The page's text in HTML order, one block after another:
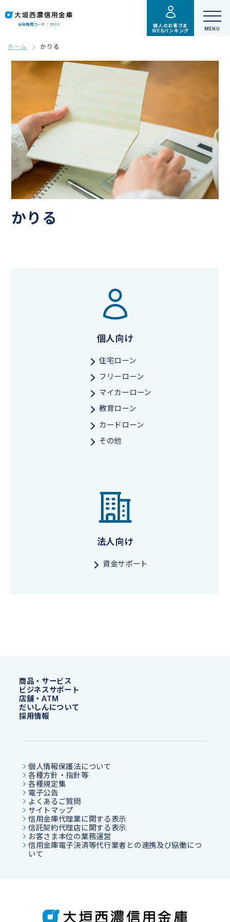
金融機関コード：1531
個人のお客さま
WEBバンキング
ホーム かりる
かりる
個人向け
住宅ローン
フリーローン
マイカーローン
教育ローン
カードローン
その他
法人向け
資金サポート
商品・サービス
ビジネスサポート
店舗・ATM
だいしんについて
採用情報
個人情報保護法について
各種方針・指針等
各種規定集
電子公告
よくあるご質問
サイトマップ
信用金庫代理業に関する表示
信託契約代理店に関する表示
お客さま本位の業務運営
信用金庫電子決済等代行業者との連携及び協働につ
いて